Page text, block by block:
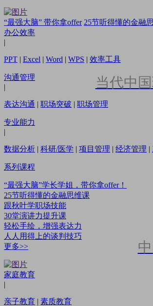
“最强大脑” 带你拿offer 25节听得懂的金融
办公效率
|
PPT | Excel | Word | WPS | 效率工具
沟通管理
|
表达沟通 | 职场突破 | 职场管理
专业能力
|
数据分析 | 科研/医学 | 项目管理 | 经济管理 |
系列课程
“最强大脑”学长学姐，带你拿offer！
25节听得懂的金融思维课
跟秋叶学职场技能
30堂演讲力提升课
轻松手绘，增强表达力
人人用得上的谈判技巧
更多>>
家庭教育
|
亲子教育 | 素质教育
当代中